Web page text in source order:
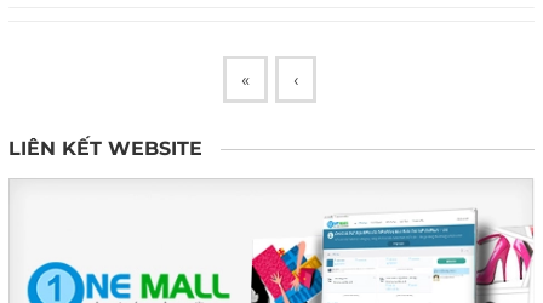
« ‹
LIÊN KẾT WEBSITE